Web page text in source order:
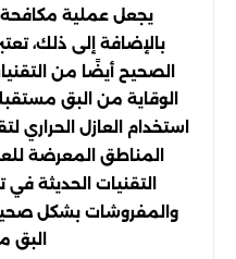
يجعل عملية مكافحة
بالإضافة إلى ذلك،
الصحيح أيضًا من
الوقاية من البق
استخدام العازل الحراري
المناطق المعرضة
التقنيات الحديثة
والمفروشات بشكل
البق